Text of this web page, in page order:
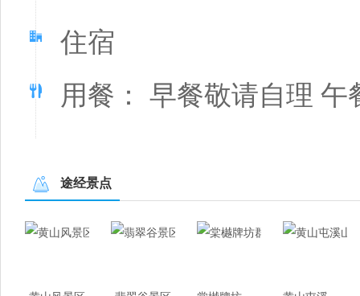
住宿
用餐： 早餐敬请自理
途经景点